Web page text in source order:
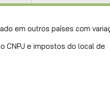
em outros países com
CNPJ e impostos do local de